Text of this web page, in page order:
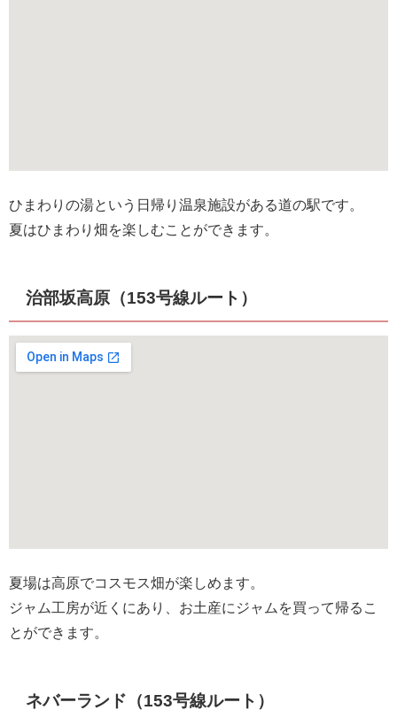
ひまわりの湯という日帰り温泉施設がある道の駅です。
夏はひまわり畑を楽しむことができます。
治部坂高原（153号線ルート）
夏場は高原でコスモス畑が楽しめます。
ジャム工房が近くにあり、お土産にジャムを買って帰るこ
とができます。
ネバーランド（153号線ルート）